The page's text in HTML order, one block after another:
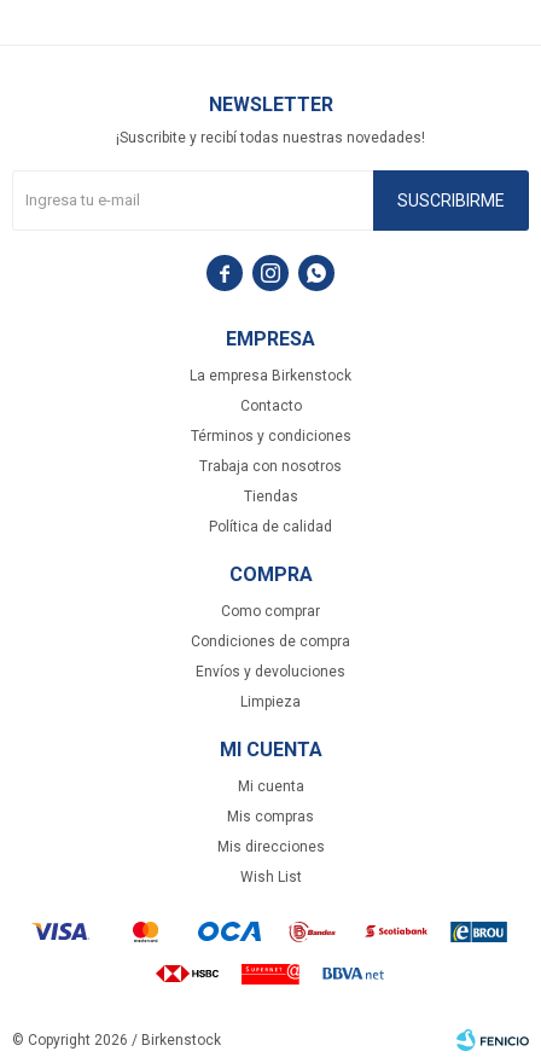
EMPRESA
La empresa Birkenstock
Contacto
Términos y condiciones
Trabaja con nosotros
Tiendas
Política de calidad
COMPRA
Como comprar
Condiciones de compra
Envíos y devoluciones
Limpieza
MI CUENTA
Mi cuenta
Mis compras
Mis direcciones
Wish List
NEWSLETTER
¡Suscribite y recibí todas nuestras novedades!
SUSCRIBIRME
  
© Copyright 2026 / Birkenstock